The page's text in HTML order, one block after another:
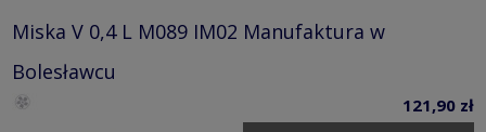
Miska V 0,4 L M089 IM02 Manufaktura w
Bolesławcu
121,90 zł